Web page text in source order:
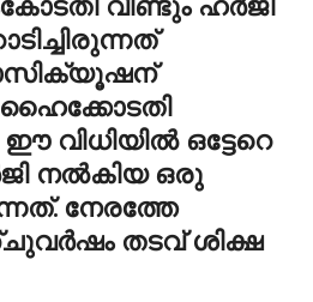
ഹൈക്കോടതി
വിധിയില്‍ ഒട്ടേറെ
നല്‍കിയ ഒരു
നേരത്തേ
തടവ് ശിക്ഷ